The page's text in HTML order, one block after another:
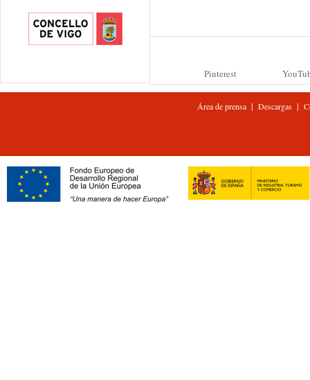
Pinterest
Área de prensa| Descargas|